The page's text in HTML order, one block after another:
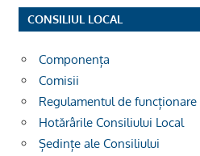
CONSILIUL LOCAL
Componența
Comisii
Regulamentul de
Hotărârile Consiliului Local
Ședințe ale Consiliului